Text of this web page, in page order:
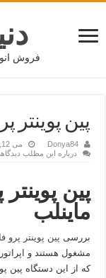
فروش
پین پوینتر
Donya84 می 12, 2026
درباره این مطلب
پین پوینتر
ماینلب
بررسی پین پوینتر پرو
مشغول هستند و
که از این دستگاه پین